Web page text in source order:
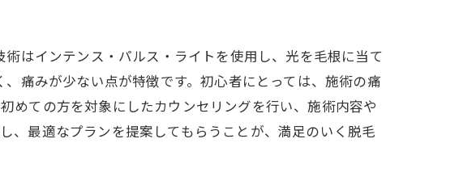
す
るために
はインテンス・パルス・ライトを使用し、光を毛根に当て
痛みが少ない点が特徴です。初心者にとっては、施術の痛
めての方を対象にしたカウンセリングを行い、施術内容や
、最適なプランを提案してもらうことが、満足のいく脱毛